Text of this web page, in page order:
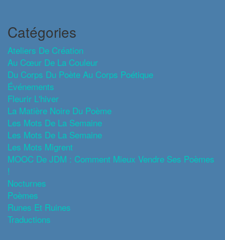
Catégories
Ateliers De Création
Au Cœur De La Couleur
Du Corps Du Poète Au Corps Poétique
Événements
Fleurir L'hiver
La Matière Noire Du Poème
Les Mots De La Semaine
Les Mots De La Semaine
Les Mots Migrent
MOOC De JDM : Comment Mieux Vendre Ses Poèmes
!
Nocturnes
Poèmes
Runes Et Ruines
Traductions